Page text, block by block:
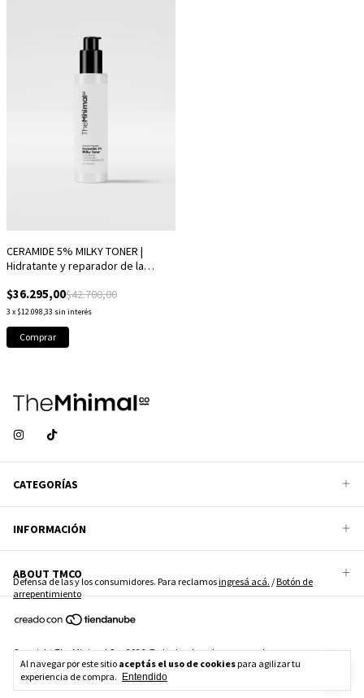
Al navegar por este sitio aceptás el uso de cookiespara agilizar tu
experiencia de compra.
Entendido
CERAMIDE 5% MILKY TONER |
Hidratante y reparador de la
$36.295,00$42.700,00
3 x $12.098,33 sin interés
CATEGORÍAS
INFORMACIÓN
ABOUT TMCO
Defensa de las y los consumidores. Para reclamosingresá acá. /Botón de
arrepentimiento
Copyright The Minimal Co - 2026. Todos los derechos reservados.